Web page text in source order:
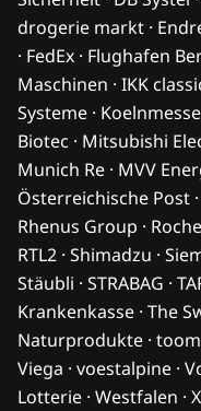
drogerie markt ·
· FedEx · Flughafen
Maschinen · IKK
Systeme · Koelnmesse
Biotec · Mitsubishi
Munich Re · MVV
Österreichische Post
Rhenus Group ·
RTL2 · Shimadzu ·
Stäubli · STRABAG ·
Krankenkasse · The
Naturprodukte · toom
Viega · voestalpine ·
Lotterie · Westfalen ·